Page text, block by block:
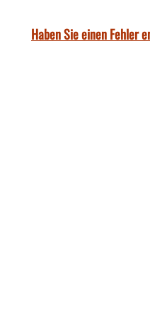
Haben Sie einen Fehler